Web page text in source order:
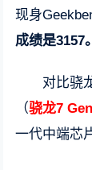
现身
成绩是3157。
对比骁
（骁龙7
一代中端芯